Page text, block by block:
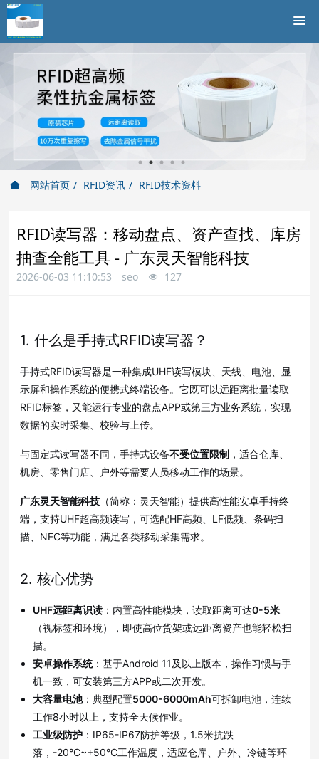
网站首页 RFID资讯 RFID技术资料
RFID读写器：移动盘点、资产查找、库房
抽查全能工具 - 广东灵天智能科技
2026-06-03 11:10:53 seo 127
1. 什么是手持式RFID读写器？
手持式RFID读写器是一种集成UHF读写模块、天线、电池、显
示屏和操作系统的便携式终端设备。它既可以远距离批量读取
RFID标签，又能运行专业的盘点APP或第三方业务系统，实现
数据的实时采集、校验与上传。
与固定式读写器不同，手持式设备不受位置限制 ，适合仓库、
机房、零售门店、户外等需要人员移动工作的场景。
广东灵天智能科技 （简称：灵天智能）提供高性能安卓手持终
端，支持UHF超高频读写，可选配HF高频、LF低频、条码扫
描、NFC等功能，满足各类移动采集需求。
2. 核心优势
UHF远距离识读 ：内置高性能模块，读取距离可达0-5米
（视标签和环境），即使高位货架或远距离资产也能轻松扫
描。
安卓操作系统：基于Android 11及以上版本，操作习惯与手
机一致，可安装第三方APP或二次开发。
大容量电池：典型配置5000-6000mAh可拆卸电池，连续
工作8小时以上，支持全天候作业。
工业级防护 ：IP65-IP67防护等级，1.5米抗跌
落，-20°C~+50°C工作温度，适应仓库、户外、冷链等环